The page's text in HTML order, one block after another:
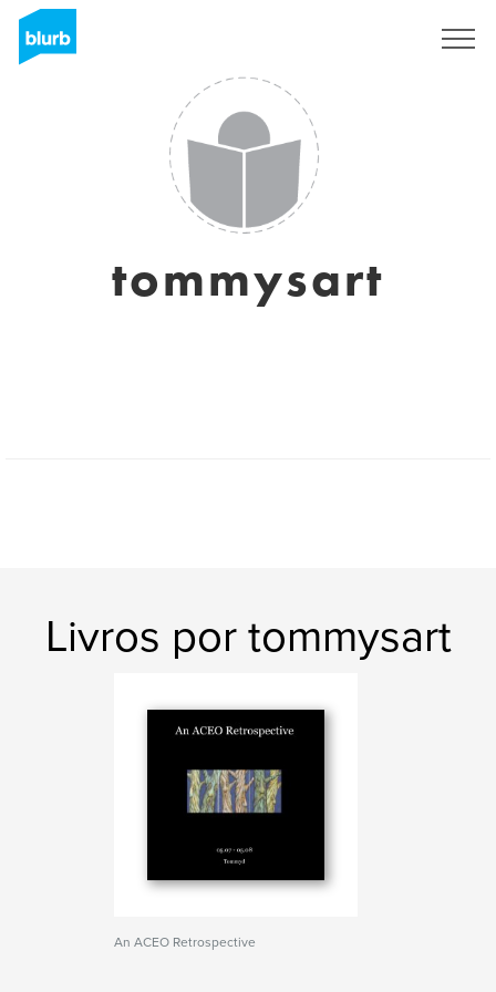
tommysart
Livros por tommysart
An ACEO Retrospective